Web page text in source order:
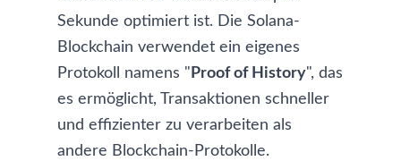
Sekunde optimiert ist. Die Solana-
Blockchain verwendet ein eigenes
Protokoll namens " Proof of History", das
es ermöglicht, Transaktionen schneller
und effizienter zu verarbeiten als
andere Blockchain-Protokolle.